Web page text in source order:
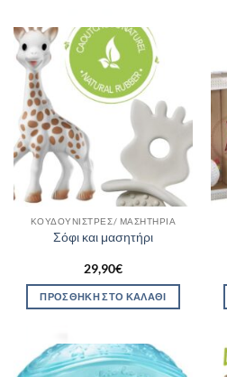
ΚΟΥΔΟΥΝΊΣΤΡΕΣ/ ΜΑΣΗΤΉΡΙΑ
Σόφι και μασητήρι
29,90€
ΠΡΟΣΘΉΚΗ ΣΤΟ ΚΑΛΆΘΙ